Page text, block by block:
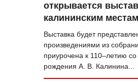
открывается
калининским
Выставка будет
произведениями из
приурочена к 110–летию со
рождения А. В. Калинина...